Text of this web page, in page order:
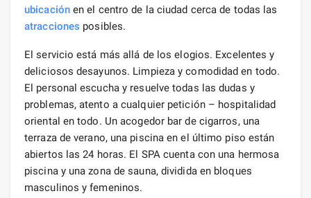
ubicaciónen el centro de la ciudad cerca de todas las
atracciones posibles.
El servicio está más allá de los elogios. Excelentes y
deliciosos desayunos. Limpieza y comodidad en todo.
El personal escucha y resuelve todas las dudas y
problemas, atento a cualquier petición – hospitalidad
oriental en todo. Un acogedor bar de cigarros, una
terraza de verano, una piscina en el último piso están
abiertos las 24 horas. El SPA cuenta con una hermosa
piscina y una zona de sauna, dividida en bloques
masculinos y femeninos.